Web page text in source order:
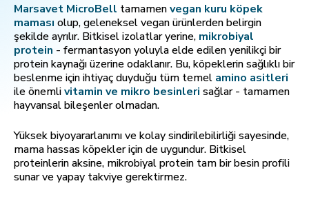
Marsavet MicroBell tamamenvegan kuru köpek
maması olup, geleneksel vegan ürünlerden belirgin
şekilde ayrılır. Bitkisel izolatlar yerine, mikrobiyal
protein - fermantasyon yoluyla elde edilen yenilikçi bir
protein kaynağı üzerine odaklanır. Bu, köpeklerin sağlıklı bir
beslenme için ihtiyaç duyduğu tüm temel amino asitleri
ile önemlivitamin ve mikro besinleri sağlar - tamamen
hayvansal bileşenler olmadan.
Yüksek biyoyararlanımı ve kolay sindirilebilirliği sayesinde,
mama hassas köpekler için de uygundur. Bitkisel
proteinlerin aksine, mikrobiyal protein tam bir besin profili
sunar ve yapay takviye gerektirmez.